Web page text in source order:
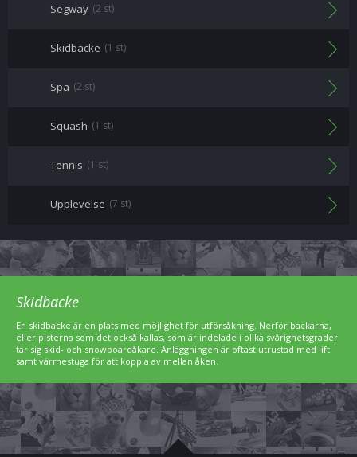
Segway (2 st)
Skidbacke (1 st)
Spa (2 st)
Squash (1 st)
Tennis (1 st)
Upplevelse (7 st)
Skidbacke
En skidbacke är en plats med möjlighet för utförsåkning. Nerför backarna,
eller pisterna som det också kallas, som är indelade i olika svårighetsgrader
tar sig skid- och snowboardåkare. Anläggningen är oftast utrustad med lift
samt värmestuga för att koppla av mellan åken.